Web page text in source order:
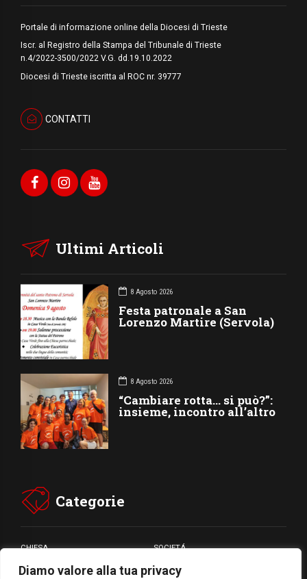
Diamo valore alla tua privacy
Portale di informazione online della Diocesi di Trieste
Iscr. al Registro della Stampa del Tribunale di Trieste
n.4/2022-3500/2022 V.G. dd.19.10.2022
Diocesi di Trieste iscritta al ROC nr. 39777
CONTATTI
Ultimi Articoli
8 Agosto 2026
Festa patronale a San
Lorenzo Martire (Servola)
8 Agosto 2026
“Cambiare rotta… si può?”:
insieme, incontro all’altro
Categorie
CHIESA SOCIETÁ
CARITÁ GIUBILEO